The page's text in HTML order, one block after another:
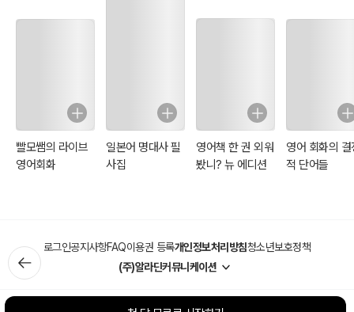
빨모쌤의 라이브
영어회화
일본어 명대사 필
사집
영어책 한 권 외워
봤니? 뉴 에디션
영어 회화의 결
적 단어들
로그인공지사항FAQ이용권 등록개인정보처리방침청소년보호정책
(주)알라딘커뮤니케이션